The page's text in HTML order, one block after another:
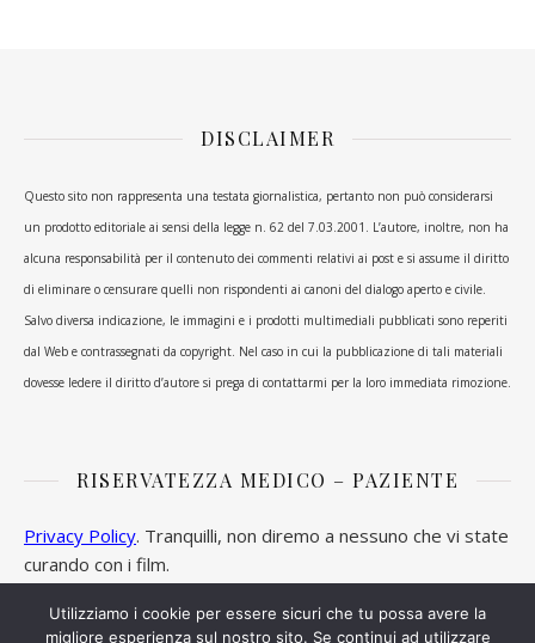
DISCLAIMER
Questo sito non rappresenta una testata giornalistica, pertanto non può considerarsi
un prodotto editoriale ai sensi della legge n. 62 del 7.03.2001. L’autore, inoltre, non ha
alcuna responsabilità per il contenuto dei commenti relativi ai post e si assume il diritto
di eliminare o censurare quelli non rispondenti ai canoni del dialogo aperto e civile.
Salvo diversa indicazione, le immagini e i prodotti multimediali pubblicati sono reperiti
dal Web e contrassegnati da copyright. Nel caso in cui la pubblicazione di tali materiali
dovesse ledere il diritto d’autore si prega di contattarmi per la loro immediata rimozione.
RISERVATEZZA MEDICO – PAZIENTE
Privacy Policy. Tranquilli, non diremo a nessuno che vi state
curando con i film.
Utilizziamo i cookie per essere sicuri che tu possa avere la
migliore esperienza sul nostro sito. Se continui ad utilizzare